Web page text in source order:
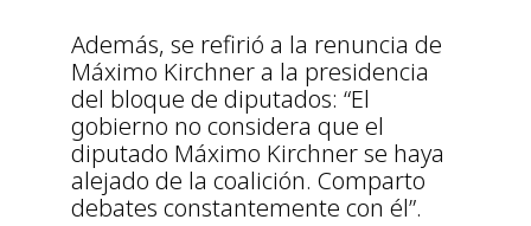
Además, se refirió a la renuncia de
Máximo Kirchner a la presidencia
del bloque de diputados: “El
gobierno no considera que el
diputado Máximo Kirchner se haya
alejado de la coalición. Comparto
debates constantemente con él”.